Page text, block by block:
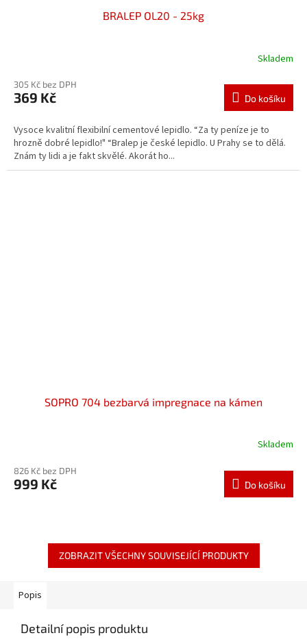
BRALEP OL20 - 25kg
Skladem
305 Kč bez DPH
369 Kč Do košíku
Vysoce kvalitní flexibilní cementové lepidlo. “Za ty peníze je to
hrozně dobré lepidlo!" “Bralep je české lepidlo. U Prahy se to dělá.
Znám ty lidi a je fakt skvělé. Akorát ho...
SOPRO 704 bezbarvá impregnace na kámen
Skladem
826 Kč bez DPH
999 Kč Do košíku
ZOBRAZIT VŠECHNY SOUVISEJÍCÍ PRODUKTY
Popis
Detailní popis produktu